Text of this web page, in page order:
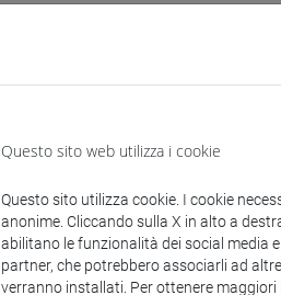
Docenti e corsi di laurea
COSTANTINI Vera - 30h
Questo sito web utilizza i cookie
Questo sito utilizza cookie. I cookie
anonime. Cliccando sulla X in alto a
abilitano le funzionalità dei social media
partner, che potrebbero associarli ad
verranno installati. Per ottenere